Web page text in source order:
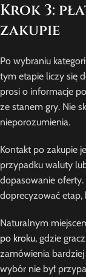
Krok 3:
zakupie
Po wybraniu
tym etapie liczy się
prosi o informacje
ze stanem gry. Nie
nieporozumienia.
Kontakt po zakupie
przypadku waluty
dopasowanie
doprecyzować etap,
Naturalnym
po kroku, gdzie
zamówienia
wybór nie był